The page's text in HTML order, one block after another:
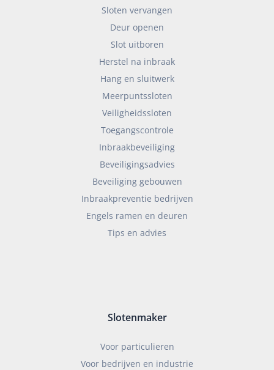
Sloten vervangen
Deur openen
Slot uitboren
Herstel na inbraak
Hang en sluitwerk
Meerpuntssloten
Veiligheidssloten
Toegangscontrole
Inbraakbeveiliging
Beveiligingsadvies
Beveiliging gebouwen
Inbraakpreventie bedrijven
Engels ramen en deuren
Tips en advies
Slotenmaker
Voor particulieren
Voor bedrijven en industrie